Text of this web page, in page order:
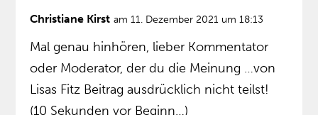
Christiane Kirst am 11. Dezember 2021 um 18:13
Mal genau hinhören, lieber Kommentator
oder Moderator, der du die Meinung …von
Lisas Fitz Beitrag ausdrücklich nicht teilst!
(10 Sekunden vor Beginn…)